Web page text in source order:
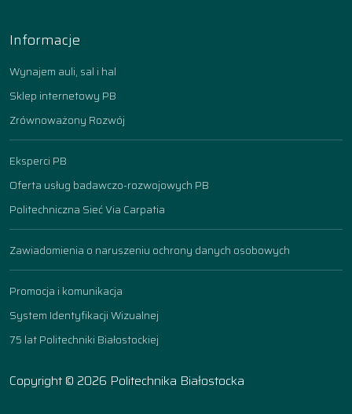
Informacje
Wynajem auli, sal i hal
Sklep internetowy PB
Zrównoważony Rozwój
Eksperci PB
Oferta usług badawczo-rozwojowych PB
Politechniczna Sieć Via Carpatia
Zawiadomienia o naruszeniu ochrony danych osobowych
Promocja i komunikacja
System Identyfikacji Wizualnej
75 lat Politechniki Białostockiej
Copyright © 2026 Politechnika Białostocka